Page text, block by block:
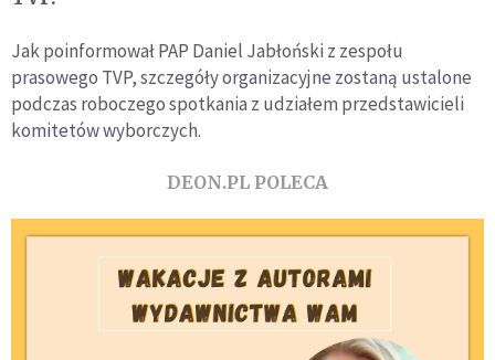
Jak poinformował PAP Daniel Jabłoński z zespołu
prasowego TVP, szczegóły organizacyjne zostaną ustalone
podczas roboczego spotkania z udziałem przedstawicieli
komitetów wyborczych.
DEON.PL POLECA